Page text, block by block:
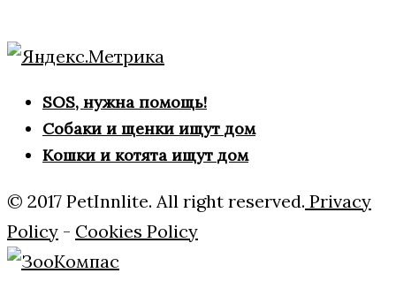
SOS, нужна помощь!
Собаки и щенки ищут дом
Кошки и котята ищут дом
© 2017 PetInnlite. All right reserved. Privacy
Policy - Cookies Policy